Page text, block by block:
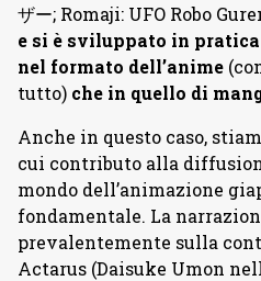
ザー; Romaji: UFO Robo
e si è sviluppato in
nel formato dell’anime
tutto) che in quello di
Anche in questo caso,
cui contributo alla
mondo dell’animazione
fondamentale. La
prevalentemente sulla
Actarus (Daisuke Umon